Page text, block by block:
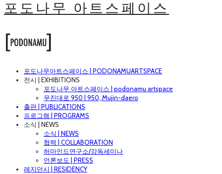
포도나무 아트스페이스
포도나무아트스페이스 | PODONAMUARTSPACE
전시 | EXHIBITIONS
포도나무 아트스페이스 | podonamu artspace
무진대로 950 | 950, Mujin-daero
출판 | PUBLICATIONS
프로그램 | PROGRAMS
소식 | NEWS
소식 | NEWS
협력 | COLLABORATION
허마인드연구소/강독세미나
언론보도 | PRESS
레지던시 | RESIDENCY